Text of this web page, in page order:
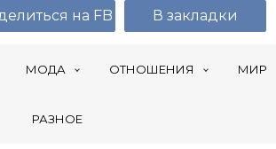
МОДА ОТНОШЕНИЯ МИР
РАЗНОЕ
на FB В закладки